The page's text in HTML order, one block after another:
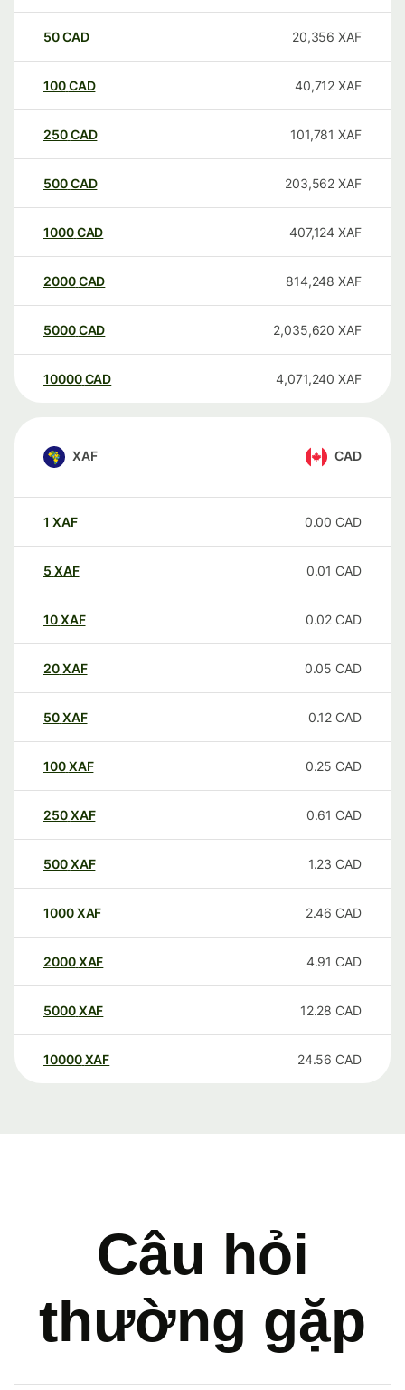
50CAD 20,356 XAF
100CAD 40,712 XAF
250CAD 101,781 XAF
500CAD 203,562 XAF
1000CAD 407,124 XAF
2000CAD 814,248 XAF
5000CAD 2,035,620 XAF
10000 CAD 4,071,240 XAF
XAF CAD
1 XAF 0.00 CAD
5 XAF 0.01 CAD
10XAF 0.02 CAD
20XAF 0.05 CAD
50XAF 0.12 CAD
100XAF 0.25 CAD
250XAF 0.61 CAD
500XAF 1.23 CAD
1000XAF 2.46 CAD
2000XAF 4.91 CAD
5000XAF 12.28 CAD
10000 XAF 24.56 CAD
Câu hỏi
thường gặp